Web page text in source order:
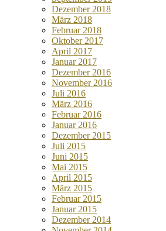
Dezember 2018
März 2018
Februar 2018
Oktober 2017
April 2017
Januar 2017
Dezember 2016
November 2016
Juli 2016
März 2016
Februar 2016
Januar 2016
Dezember 2015
Juli 2015
Juni 2015
Mai 2015
April 2015
März 2015
Februar 2015
Januar 2015
Dezember 2014